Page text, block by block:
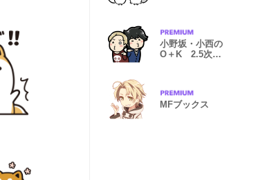
小野坂・小西の
O＋K 2.5次元
MFブックス